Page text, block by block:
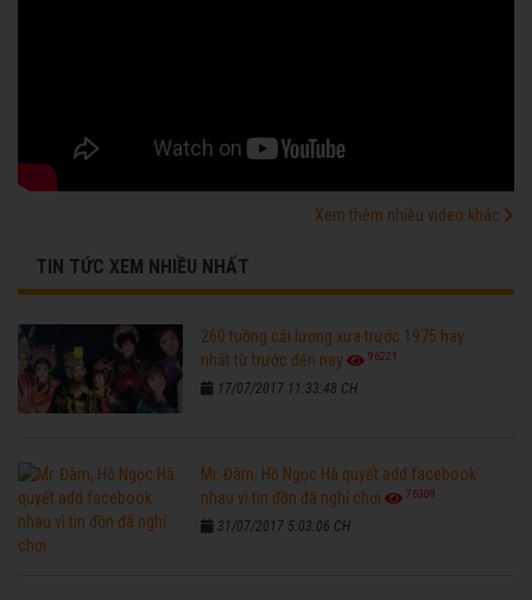
Xem thêm nhiều video khác
TIN TỨC XEM NHIỀU NHẤT
260 tuồng cải lương xưa trước 1975 hay
nhất từ trước đến nay
96221
17/07/2017 11:33:48 CH
Mr. Đàm, Hồ Ngọc Hà quyết add facebook
nhau vì tin đồn đã nghỉ chơi
76309
31/07/2017 5:03:06 CH